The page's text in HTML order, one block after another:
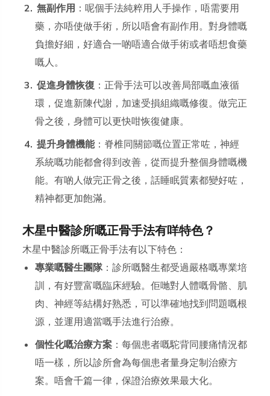
無副作用 ：呢個手法純粹用人手操作，唔需要用
藥，亦唔使做手術，所以唔會有副作用。對身體嘅
負擔好細，好適合一啲唔適合做手術或者唔想食藥
嘅人。
促進身體恢復 ：正骨手法可以改善局部嘅血液循
環，促進新陳代謝，加速受損組織嘅修復。做完正
骨之後，身體可以更快咁恢復健康。
提升身體機能：脊椎同關節嘅位置正常咗，神經
系統嘅功能都會得到改善，從而提升整個身體嘅機
能。有啲人做完正骨之後，話睡眠質素都變好咗，
精神都更加飽滿。
木星中醫診所嘅正骨手法有咩特色？
木星中醫診所嘅正骨手法有以下特色：
專業嘅醫生團隊：診所嘅醫生都受過嚴格嘅專業培
訓，有好豐富嘅臨床經驗。佢哋對人體嘅骨骼、肌
肉、神經等結構好熟悉，可以準確地找到問題嘅根
源，並運用適當嘅手法進行治療。
個性化嘅治療方案 ：每個患者嘅駝背同腰痛情況都
唔一樣，所以診所會為每個患者量身定制治療方
案。唔會千篇一律，保證治療效果最大化。